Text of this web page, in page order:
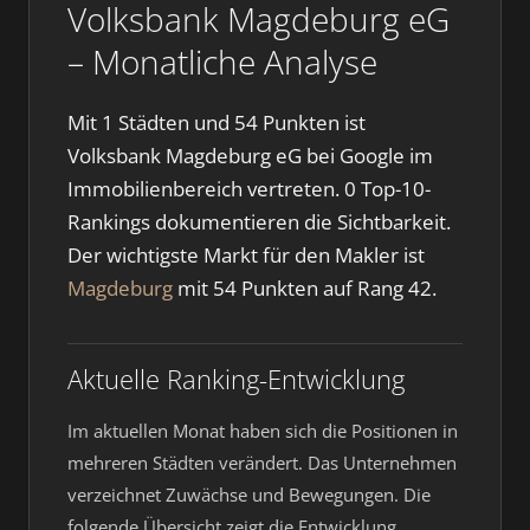
Volksbank Magdeburg eG
– Monatliche Analyse
Mit 1 Städten und 54 Punkten ist
Volksbank Magdeburg eG bei Google im
Immobilienbereich vertreten. 0 Top-10-
Rankings dokumentieren die Sichtbarkeit.
Der wichtigste Markt für den Makler ist
Magdeburg mit 54 Punkten auf Rang 42.
Aktuelle Ranking-Entwicklung
Im aktuellen Monat haben sich die Positionen in
mehreren Städten verändert. Das Unternehmen
verzeichnet Zuwächse und Bewegungen. Die